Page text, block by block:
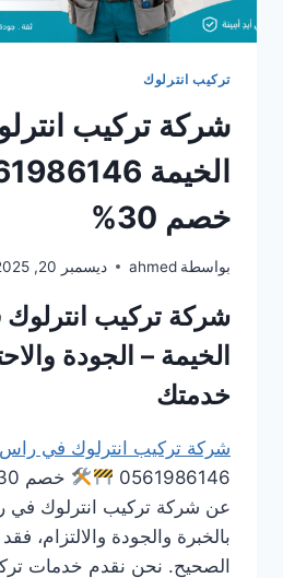
تركيب انترلوك
شركة تركيب
الخيمة 0561986146
خصم 30%
بواسطة ahmed ديسمبر 20, 2025
شركة تركيب
الخيمة – الجودة
خدمتك
شركة تركيب انترلوك في راس
0561986146
عن شركة تركيب انترلوك في
بالخبرة والجودة والالتزام،
الصحيح. نحن نقدم خدمات